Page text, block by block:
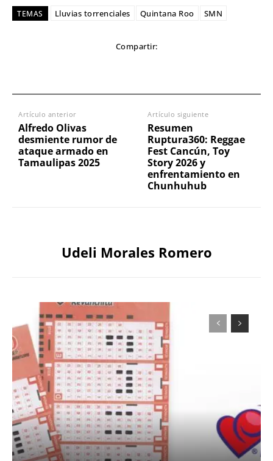
TEMAS Lluvias torrenciales Quintana Roo SMN
Compartir:
Artículo anterior
Alfredo Olivas
desmiente rumor de
ataque armado en
Tamaulipas 2025
Artículo siguiente
Resumen
Ruptura360: Reggae
Fest Cancún, Toy
Story 2026 y
enfrentamiento en
Chunhuhub
Udeli Morales Romero